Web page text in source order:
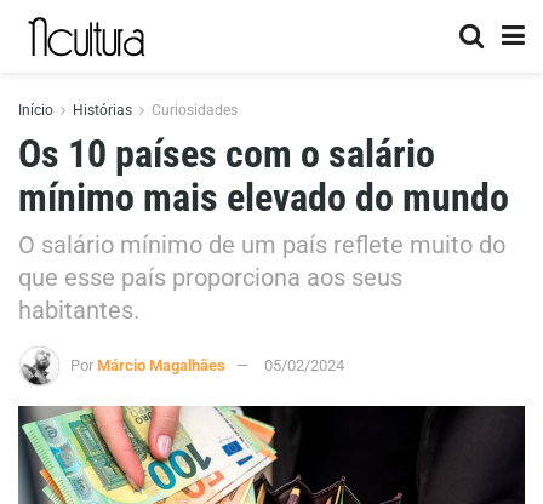
Início Histórias Curiosidades
Os 10 países com o salário
mínimo mais elevado do mundo
O salário mínimo de um país reflete muito do
que esse país proporciona aos seus
habitantes.
Por Márcio Magalhães 05/02/2024